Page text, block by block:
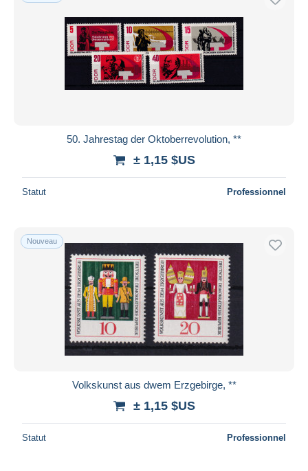
50. Jahrestag der Oktoberrevolution, **
± 1,15 $US
Statut Professionnel
Nouveau
Volkskunst aus dwem Erzgebirge, **
± 1,15 $US
Statut Professionnel